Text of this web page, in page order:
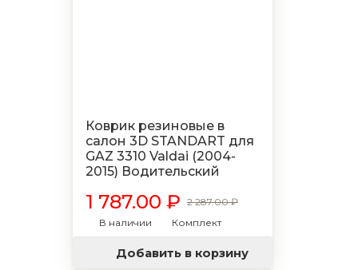
Коврик резиновые в
салон 3D STANDART для
GAZ 3310 Valdai (2004-
2015) Водительский
1 787.00 ₽ 2 287.00 ₽
В наличии
Комплект
Добавить в корзину